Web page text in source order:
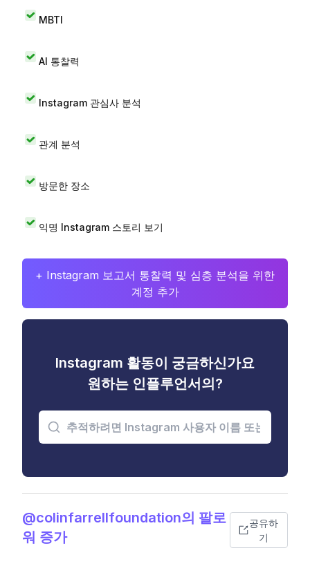
MBTI
AI 통찰력
Instagram 관심사 분석
관계 분석
방문한 장소
익명 Instagram 스토리 보기
+ Instagram 보고서 통찰력 및 심층 분석을 위한
계정 추가
Instagram 활동이 궁금하신가요
원하는 인플루언서의?
@colinfarrellfoundation의 팔로
워 증가
공유하
기